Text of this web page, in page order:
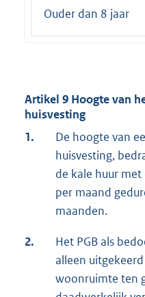
Ouder dan 8 jaar
Artikel 9 Hoogte van
huisvesting
1.
De hoogte van
huisvesting,
de kale huur
per maand
maanden.
2.
Het PGB als
alleen
woonruimte ten